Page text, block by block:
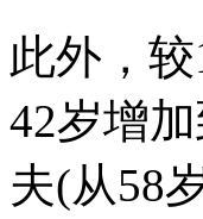
此外，
42岁增
夫(从58